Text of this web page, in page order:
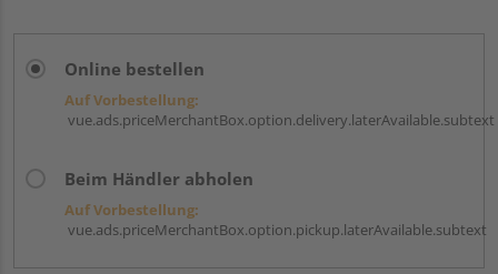
Online bestellen
Auf Vorbestellung:
vue.ads.priceMerchantBox.option.delivery.laterAvailable.subtext
Beim Händler abholen
Auf Vorbestellung:
vue.ads.priceMerchantBox.option.pickup.laterAvailable.subtext